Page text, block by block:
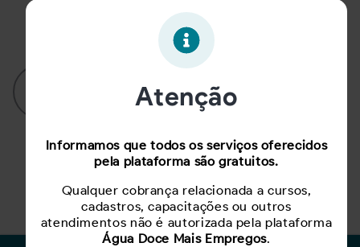
login na plataforma!
Atenção
Informamos que todos os serviços oferecidos
pela plataforma são gratuitos.
Qualquer cobrança relacionada a cursos,
cadastros, capacitações ou outros
atendimentos não é autorizada pela plataforma
Água Doce Mais Empregos.